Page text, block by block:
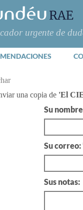
una copia de 'El
Su
Su correo:
Sus notas: